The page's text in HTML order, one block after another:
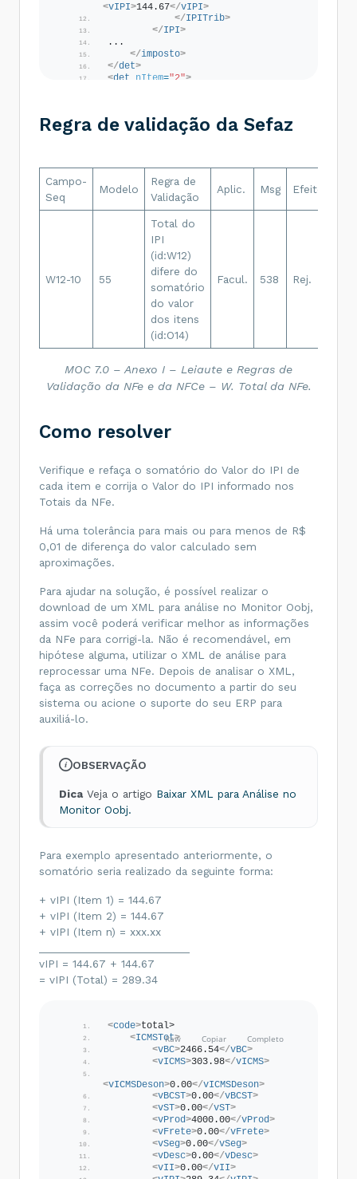
<vIPI>144.67</vIPI>
</IPITrib>
</IPI>
...
</imposto>
</det>
<det nItem="2">
<IPI>
cEnq
< vBC > 2066.67</ vBC
<
pIPI>7.00 </pIPI
144.67 </ vIPI
</IPITrib
</
imposto
</
ICMSTot>
<
>
<vICMS> 303.98
<vICMSDeson>0.00</vICMSDeson>
< vST> 0.00</vST>
< vProd>4000.00</vProd >
<vII
<vCOFINS> 314.14 </vCOFINS >
vOutro 0.00 </ vOutro
< vNF> 4289.34</ vNF >
Regra de validação da Sefaz
Campo-
Seq
Modelo
Regra de
Validação
Aplic. Msg Efeito
W12-10 55
Total do
IPI
(id:W12)
difere do
somatório
do valor
dos itens
(id:O14)
Facul. 538 Rej.
MOC 7.0 – Anexo I – Leiaute e Regras de
Validação da NFe e da NFCe – W. Total da NFe.
Como resolver
Verifique e refaça o somatório do Valor do IPI de
cada item e corrija o Valor do IPI informado nos
Totais da NFe.
Há uma tolerância para mais ou para menos de R$
0,01 de diferença do valor calculado sem
aproximações.
Para ajudar na solução, é possível realizar o
download de um XML para análise no Monitor Oobj,
assim você poderá verificar melhor as informações
da NFe para corrigi-la. Não é recomendável, em
hipótese alguma, utilizar o XML de análise para
reprocessar uma NFe. Depois de analisar o XML,
faça as correções no documento a partir do seu
sistema ou acione o suporte do seu ERP para
auxiliá-lo.
OBSERVAÇÃO
Dica Veja o artigo Baixar XML para Análise no
Monitor Oobj.
Para exemplo apresentado anteriormente, o
somatório seria realizado da seguinte forma:
+ vIPI (Item 1) = 144.67
+ vIPI (Item 2) = 144.67
+ vIPI (Item n) = xxx.xx
vIPI = 144.67 + 144.67
= vIPI (Total) = 289.34
<code>total>
<ICMSTot>
<vBC>2466.54</vBC>
<vICMS>303.98</vICMS>
<vICMSDeson>0.00</vICMSDeson>
<vBCST>0.00</vBCST>
<vST>0.00</vST>
<vProd>4000.00</vProd>
<vFrete>0.00</vFrete>
<vSeg>0.00</vSeg>
<vDesc>0.00</vDesc>
<vII>0.00</vII>